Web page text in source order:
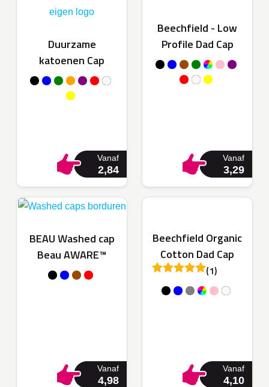
Duurzame
katoenen Cap
Vanaf
2,84
Beechfield - Low
Profile Dad Cap
Vanaf
3,29
BEAU Washed cap
Beau AWARE™
Vanaf
4,98
Beechfield Organic
Cotton Dad Cap
(1)
Vanaf
4,10